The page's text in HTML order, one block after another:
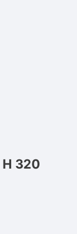
Н 320